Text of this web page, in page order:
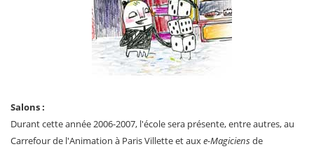
Salons :
Durant cette année 2006-2007, l'école sera présente, entre autres, au
Carrefour de l'Animation à Paris Villette et auxe-Magiciensde